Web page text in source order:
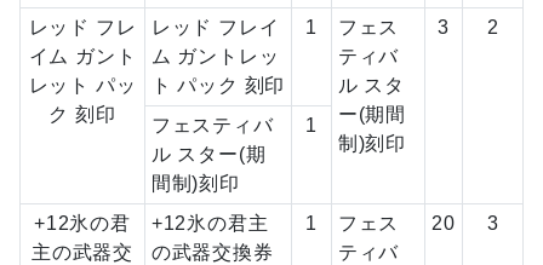
レッド フレ
イム ガント
レット パッ
ク 刻印
レッド フレイ
ム ガントレッ
ト パック 刻印
1
フェス
ティバ
ル スタ
ー(期間
制)刻印
3 2
フェスティバ
ル スター(期
間制)刻印
1
+12氷の君
主の武器交
+12氷の君主
の武器交換券
1
フェス
ティバ
20 3